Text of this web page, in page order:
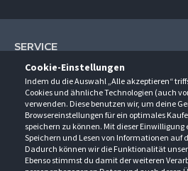
Cookie-Einstellungen
Indem du die Auswahl „Alle akzeptieren“
Cookies und ähnliche Technologien (auch
verwenden. Diese benutzen wir, um deine
Browsereinstellungen für ein optimales
speichern zu können. Mit dieser Einwilligung
Speichern und Lesen von Informationen auf
Dadurch können wir die Funktionalität
Ebenso stimmst du damit der weiteren
SERVICE
Hilfe und Information
Fragen und Antworten (FAQ)
Kontakt
Newsletter
Events
UNTERNEHMEN
Über uns
Anfahrt
Ansprechpartner
KONTAKT
Gröner-Schulze GmbH
Sarirstraße 5
ÖFFNUNGSZEITEN